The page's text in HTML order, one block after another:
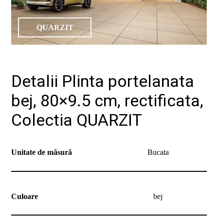
design"
Produse
Catalog
Colecții
cumpăr
complete
QUARZIT
Detalii Plinta portelanata
bej, 80×9.5 cm, rectificata,
Colectia QUARZIT
Unitate de măsură Bucata
Culoare bej